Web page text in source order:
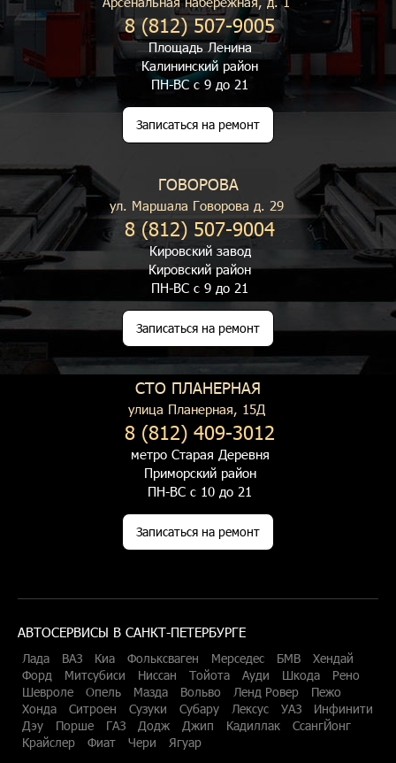
8 (812) 507-9005
Площадь Ленина
Калининский район
ПН-ВС с 9 до 21
Записаться на ремонт
ГОВОРОВА
ул. Маршала Говорова д. 29
8 (812) 507-9004
Кировский завод
Кировский район
ПН-ВС с 9 до 21
Записаться на ремонт
СТО ПЛАНЕРНАЯ
улица Планерная, 15Д
8 (812) 409-3012
метро Старая Деревня
Приморский район
ПН-ВС с 10 до 21
Записаться на ремонт
АВТОСЕРВИСЫ В САНКТ-ПЕТЕРБУРГЕ
Лада ВАЗ Киа Фольксваген Мерседес БМВ
Хендай
Форд
Митсубиси Ниссан Тойота Ауди Шкода
Рено
Шевроле
Опель Мазда Вольво Ленд Ровер
Пежо
Хонда
Ситроен Сузуки Субару Лексус УАЗ
Инфинити
Дэу
Порше ГАЗ Додж Джип Кадиллак
СсангЙонг
Крайслер
Фиат Чери Ягуар